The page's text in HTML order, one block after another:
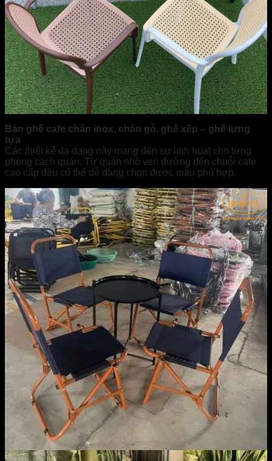
Bàn ghế cafe chân inox, chân gỗ, ghế xếp – ghế lưng
tựa
Các thiết kế đa dạng này mang đến sự linh hoạt cho từng
phong cách quán. Từ quán nhỏ ven đường đến chuỗi cafe
cao cấp đều có thể dễ dàng chọn được mẫu phù hợp.